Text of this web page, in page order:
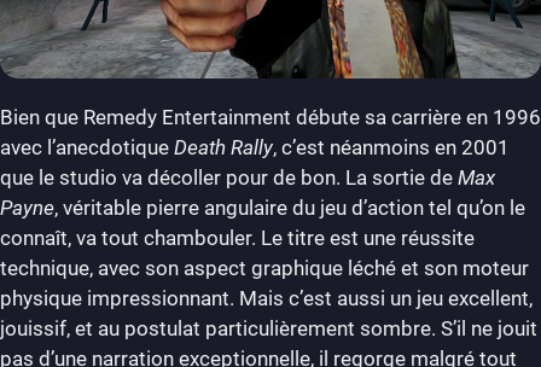
Bien que Remedy Entertainment débute sa carrière en 1996
avec l’anecdotique Death Rally, c’est néanmoins en 2001
que le studio va décoller pour de bon. La sortie de Max
Payne, véritable pierre angulaire du jeu d’action tel qu’on le
connaît, va tout chambouler. Le titre est une réussite
technique, avec son aspect graphique léché et son moteur
physique impressionnant. Mais c’est aussi un jeu excellent,
jouissif, et au postulat particulièrement sombre. S’il ne jouit
pas d’une narration exceptionnelle, il regorge malgré tout